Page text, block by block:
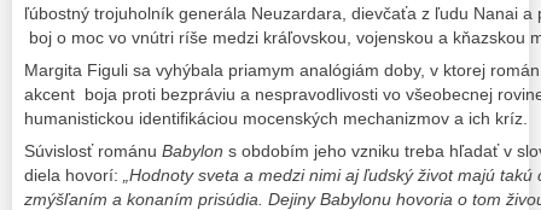
ľúbostný trojuholník generála Neuzardara, dievčaťa z ľudu Nanai a
boj o moc vo vnútri ríše medzi kráľovskou, vojenskou a kňazskou
Margita Figuli sa vyhýbala priamym analógiám doby, v ktorej
akcent boja proti bezpráviu a nespravodlivosti vo všeobecnej
humanistickou identifikáciou mocenských mechanizmov a ich kríz.
Súvislosť románu Babylon s obdobím jeho vzniku treba hľadať v
diela hovorí:
„Hodnoty sveta a medzi nimi aj ľudský život majú
zmýšľaním a konaním prisúdia. Dejiny Babylonu hovoria o tom